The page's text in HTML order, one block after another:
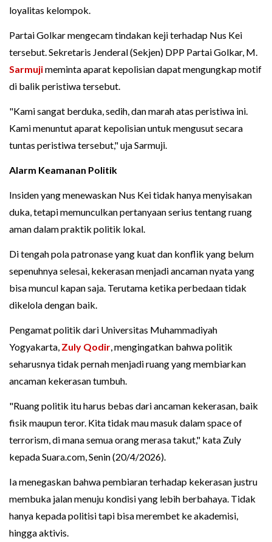
loyalitas kelompok.
Partai Golkar mengecam tindakan keji terhadap Nus Kei
tersebut. Sekretaris Jenderal (Sekjen) DPP Partai Golkar, M.
Sarmujimeminta aparat kepolisian dapat mengungkap motif
di balik peristiwa tersebut.
"Kami sangat berduka, sedih, dan marah atas peristiwa ini.
Kami menuntut aparat kepolisian untuk mengusut secara
tuntas peristiwa tersebut," uja Sarmuji.
Alarm Keamanan Politik
Insiden yang menewaskan Nus Kei tidak hanya menyisakan
duka, tetapi memunculkan pertanyaan serius tentang ruang
aman dalam praktik politik lokal.
Di tengah pola patronase yang kuat dan konflik yang belum
sepenuhnya selesai, kekerasan menjadi ancaman nyata yang
bisa muncul kapan saja. Terutama ketika perbedaan tidak
dikelola dengan baik.
Pengamat politik dari Universitas Muhammadiyah
Yogyakarta, Zuly Qodir, mengingatkan bahwa politik
seharusnya tidak pernah menjadi ruang yang membiarkan
ancaman kekerasan tumbuh.
"Ruang politik itu harus bebas dari ancaman kekerasan, baik
fisik maupun teror. Kita tidak mau masuk dalam space of
terrorism, di mana semua orang merasa takut," kata Zuly
kepada Suara.com, Senin (20/4/2026).
Ia menegaskan bahwa pembiaran terhadap kekerasan justru
membuka jalan menuju kondisi yang lebih berbahaya. Tidak
hanya kepada politisi tapi bisa merembet ke akademisi,
hingga aktivis.